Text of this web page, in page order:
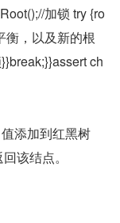
加锁 try {ro
衡，以及新的根
ch
添加到红黑树
该结点。